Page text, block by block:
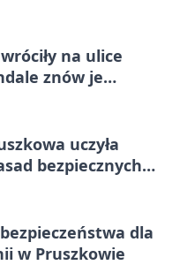
na ulice
znów je
uczyła
bezpiecznych
dla
w Pruszkowie